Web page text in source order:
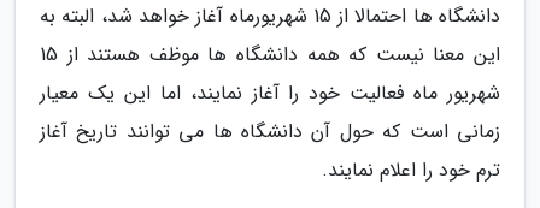
دانشگاه ها احتمالا از 15 شهریورماه آغاز خواهد شد، البته به
این معنا نیست که همه دانشگاه ها موظف هستند از 15
شهریور ماه فعالیت خود را آغاز نمایند، اما این یک معیار
زمانی است که حول آن دانشگاه ها می توانند تاریخ آغاز
ترم خود را اعلام نمایند.